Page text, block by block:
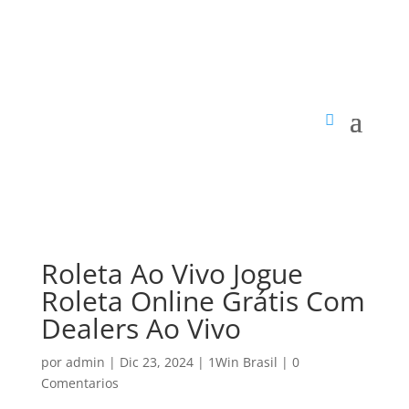
Roleta Ao Vivo Jogue
Roleta Online Grátis Com
Dealers Ao Vivo
por admin | Dic 23, 2024| 1Win Brasil | 0
Comentarios